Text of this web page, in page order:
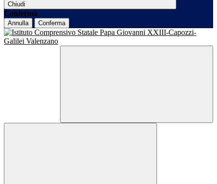
Chiudi
Conferma
Annulla Conferma